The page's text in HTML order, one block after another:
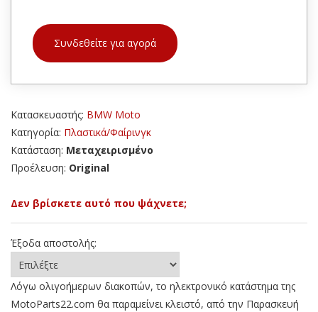
Συνδεθείτε για αγορά
Κατασκευαστής: BMW Moto
Κατηγορία: Πλαστικά/Φαίρινγκ
Κατάσταση: Μεταχειρισμένο
Προέλευση: Original
Δεν βρίσκετε αυτό που ψάχνετε;
Έξοδα αποστολής:
Λόγω ολιγοήμερων διακοπών, το ηλεκτρονικό κατάστημα της
MotoParts22.com θα παραμείνει κλειστό, από την Παρασκευή